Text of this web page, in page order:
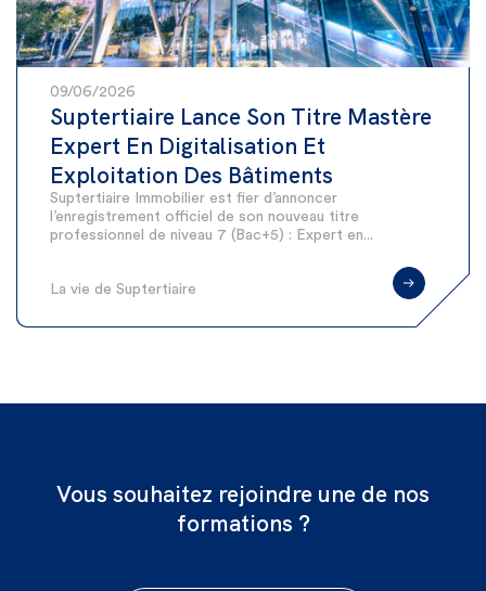
09/06/2026
Suptertiaire Lance Son Titre Mastère
Expert En Digitalisation Et
Exploitation Des Bâtiments
Suptertiaire Immobilier est fier d’annoncer
l’enregistrement officiel de son nouveau titre
professionnel de niveau 7 (Bac+5) : Expert en...
La vie de Suptertiaire
Vous souhaitez rejoindre une de nos
formations ?